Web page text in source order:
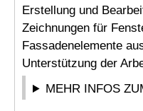
Erstellung und
Zeichnungen für
Fassadenelemente
Unterstützung der
MEHR INFOS